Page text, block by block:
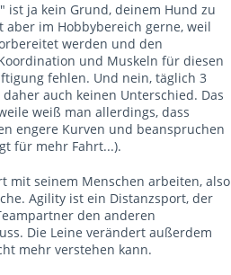
ist ja kein Grund, deinem Hund zu
aber im Hobbybereich gerne, weil
werden und den
und Muskeln für diesen
fehlen. Und nein, täglich 3
auch keinen Unterschied. Das
weiß man allerdings, dass
engere Kurven und beanspruchen
für mehr Fahrt...).
mit seinem Menschen arbeiten, also
Agility ist ein Distanzsport, der
den anderen
Die Leine verändert außerdem
mehr verstehen kann.